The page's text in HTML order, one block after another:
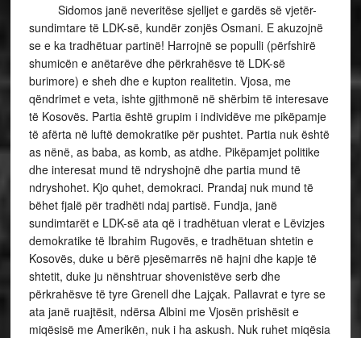
Sidomos janë neveritëse sjelljet e gardës së vjetër-
sundimtare të LDK-së, kundër zonjës Osmani. E akuzojnë
se e ka tradhëtuar partinë! Harrojnë se populli (përfshirë
shumicën e anëtarëve dhe përkrahësve të LDK-së
burimore) e sheh dhe e kupton realitetin. Vjosa, me
qëndrimet e veta, ishte gjithmonë në shërbim të interesave
të Kosovës. Partia është grupim i individëve me pikëpamje
të afërta në luftë demokratike për pushtet. Partia nuk është
as nënë, as baba, as komb, as atdhe. Pikëpamjet politike
dhe interesat mund të ndryshojnë dhe partia mund të
ndryshohet. Kjo quhet, demokraci. Prandaj nuk mund të
bëhet fjalë për tradhëti ndaj partisë. Fundja, janë
sundimtarët e LDK-së ata që i tradhëtuan vlerat e Lëvizjes
demokratike të Ibrahim Rugovës, e tradhëtuan shtetin e
Kosovës, duke u bërë pjesëmarrës në hajni dhe kapje të
shtetit, duke ju nënshtruar shovenistëve serb dhe
përkrahësve të tyre Grenell dhe Lajçak. Pallavrat e tyre se
ata janë ruajtësit, ndërsa Albini me Vjosën prishësit e
miqësisë me Amerikën, nuk i ha askush. Nuk ruhet miqësia